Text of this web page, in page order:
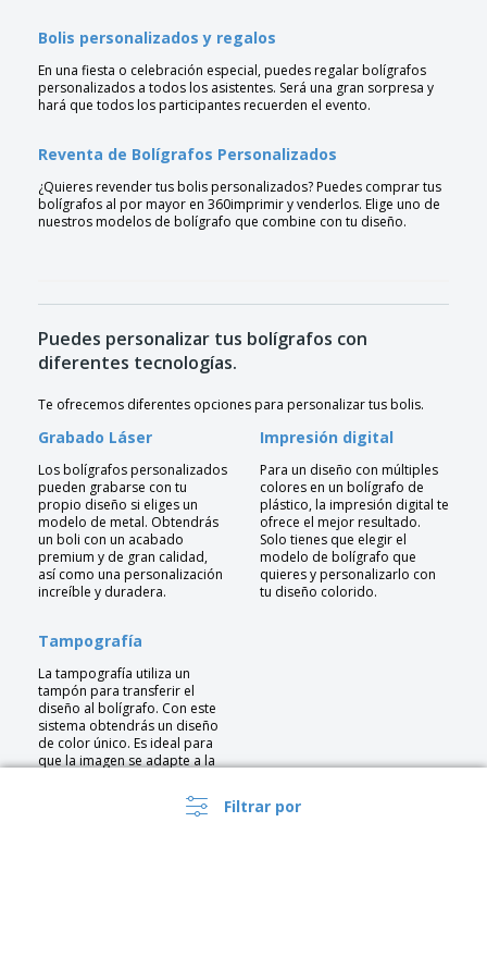
Filtrar por
Bolis personalizados y regalos
En una fiesta o celebración especial, puedes regalar bolígrafos
personalizados a todos los asistentes. Será una gran sorpresa y
hará que todos los participantes recuerden el evento.
Reventa de Bolígrafos Personalizados
¿Quieres revender tus bolis personalizados? Puedes comprar tus
bolígrafos al por mayor en 360imprimir y venderlos. Elige uno de
nuestros modelos de bolígrafo que combine con tu diseño.
Puedes personalizar tus bolígrafos con
diferentes tecnologías.
Te ofrecemos diferentes opciones para personalizar tus bolis.
Grabado Láser
Los bolígrafos personalizados
pueden grabarse con tu
propio diseño si eliges un
modelo de metal. Obtendrás
un boli con un acabado
premium y de gran calidad,
así como una personalización
increíble y duradera.
Impresión digital
Para un diseño con múltiples
colores en un bolígrafo de
plástico, la impresión digital te
ofrece el mejor resultado.
Solo tienes que elegir el
modelo de bolígrafo que
quieres y personalizarlo con
tu diseño colorido.
Tampografía
La tampografía utiliza un
tampón para transferir el
diseño al bolígrafo. Con este
sistema obtendrás un diseño
de color único. Es ideal para
que la imagen se adapte a la
el diseño se vea afectado.